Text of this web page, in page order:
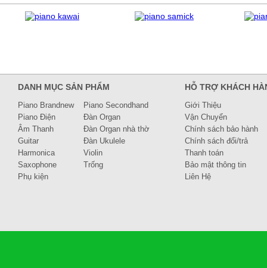
DANH MỤC SẢN PHẨM
Piano Brandnew
Piano Secondhand
Piano Điện
Đàn Organ
Âm Thanh
Đàn Organ nhà thờ
Guitar
Đàn Ukulele
Harmonica
Violin
Saxophone
Trống
Phụ kiện
HỖ TRỢ KHÁCH
Giới Thiệu
Vận Chuyển
Chính sách bảo hành
Chính sách đổi/trả
Thanh toán
Bảo mật thông tin
Liên Hệ